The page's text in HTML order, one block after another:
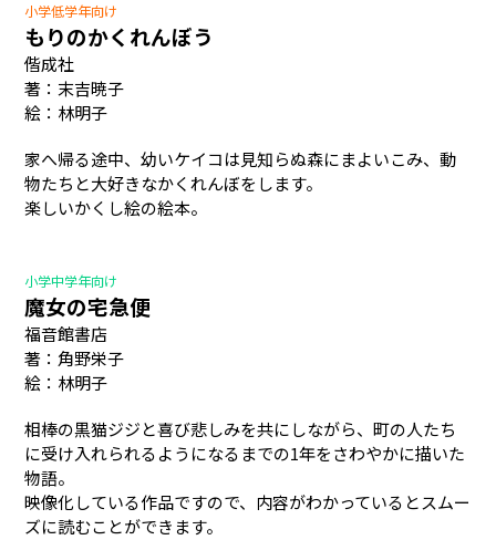
小学低学年向け
もりのかくれんぼう
偕成社
著：末吉暁子
絵：林明子
家へ帰る途中、幼いケイコは見知らぬ森にまよいこみ、動
物たちと大好きなかくれんぼをします。
楽しいかくし絵の絵本。
小学中学年向け
魔女の宅急便
福音館書店
著：角野栄子
絵：林明子
相棒の黒猫ジジと喜び悲しみを共にしながら、町の人たち
に受け入れられるようになるまでの1年をさわやかに描いた
物語。
映像化している作品ですので、内容がわかっているとスムー
ズに読むことができます。